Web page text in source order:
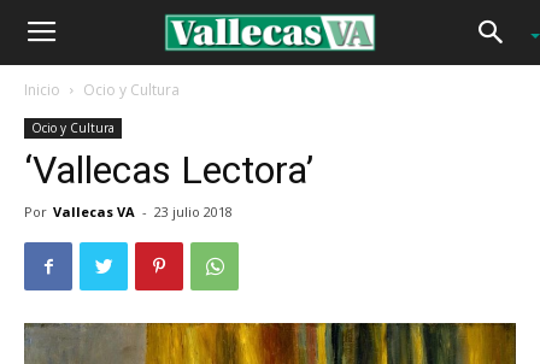
Inicio Ocio y Cultura
Ocio y Cultura
‘Vallecas Lectora’
Por Vallecas VA - 23 julio 2018